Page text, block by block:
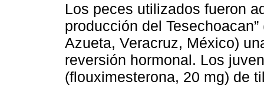
Los peces utilizados fueron
producción del
Azueta, Veracruz, México)
reversión hormonal. Los
(flouximesterona, 20 mg) de